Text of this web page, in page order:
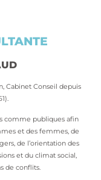
Cabinet Conseil depuis
comme publiques afin
et des femmes, de
de l’orientation des
et du climat social,
de conflits.